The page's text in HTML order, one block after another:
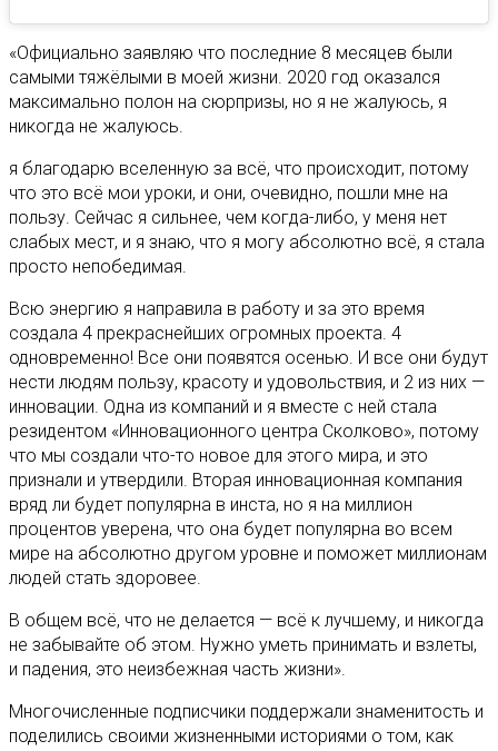
«Официально заявляю что последние 8 месяцев были
самыми тяжёлыми в моей жизни. 2020 год оказался
максимально полон на сюрпризы, но я не жалуюсь, я
никогда не жалуюсь.
я благодарю вселенную за всё, что происходит, потому
что это всё мои уроки, и они, очевидно, пошли мне на
пользу. Сейчас я сильнее, чем когда-либо, у меня нет
слабых мест, и я знаю, что я могу абсолютно всё, я стала
просто непобедимая.
Всю энергию я направила в работу и за это время
создала 4 прекраснейших огромных проекта. 4
одновременно! Все они появятся осенью. И все они будут
нести людям пользу, красоту и удовольствия, и 2 из них —
инновации. Одна из компаний и я вместе с ней стала
резидентом «Инновационного центра Сколково», потому
что мы создали что-то новое для этого мира, и это
признали и утвердили. Вторая инновационная компания
вряд ли будет популярна в инста, но я на миллион
процентов уверена, что она будет популярна во всем
мире на абсолютно другом уровне и поможет миллионам
людей стать здоровее.
В общем всё, что не делается — всё к лучшему, и никогда
не забывайте об этом. Нужно уметь принимать и взлеты,
и падения, это неизбежная часть жизни».
Многочисленные подписчики поддержали знаменитость и
поделились своими жизненными историями о том, как